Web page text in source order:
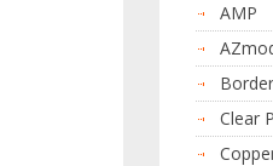
AMP
Clear